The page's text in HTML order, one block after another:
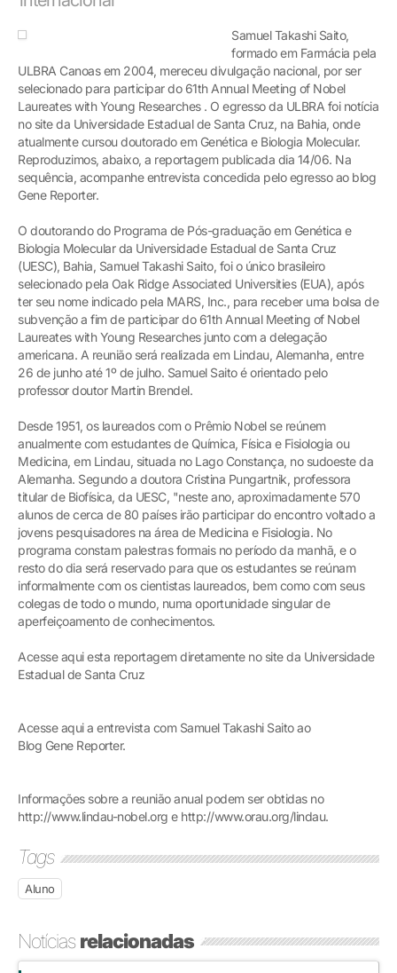
Samuel Takashi Saito,
formado em Farmácia pela
ULBRA Canoas em 2004, mereceu divulgação nacional, por ser
selecionado para participar do 61th Annual Meeting of Nobel
Laureates with Young Researches . O egresso da ULBRA foi notícia
no site da Universidade Estadual de Santa Cruz, na Bahia, onde
atualmente cursou doutorado em Genética e Biologia Molecular.
Reproduzimos, abaixo, a reportagem publicada dia 14/06. Na
sequência, acompanhe entrevista concedida pelo egresso ao blog
Gene Reporter.
O doutorando do Programa de Pós-graduação em Genética e
Biologia Molecular da Universidade Estadual de Santa Cruz
(UESC), Bahia, Samuel Takashi Saito, foi o único brasileiro
selecionado pela Oak Ridge Associated Universities (EUA), após
ter seu nome indicado pela MARS, Inc., para receber uma bolsa de
subvenção a fim de participar do 61th Annual Meeting of Nobel
Laureates with Young Researches junto com a delegação
americana. A reunião será realizada em Lindau, Alemanha, entre
26 de junho até 1º de julho. Samuel Saito é orientado pelo
professor doutor Martin Brendel.
Desde 1951, os laureados com o Prêmio Nobel se reúnem
anualmente com estudantes de Química, Física e Fisiologia ou
Medicina, em Lindau, situada no Lago Constança, no sudoeste da
Alemanha. Segundo a doutora Cristina Pungartnik, professora
titular de Biofísica, da UESC, "neste ano, aproximadamente 570
alunos de cerca de 80 países irão participar do encontro voltado a
jovens pesquisadores na área de Medicina e Fisiologia. No
programa constam palestras formais no período da manhã, e o
resto do dia será reservado para que os estudantes se reúnam
informalmente com os cientistas laureados, bem como com seus
colegas de todo o mundo, numa oportunidade singular de
aperfeiçoamento de conhecimentos.
Acesse aqui esta reportagem diretamente no site da Universidade
Estadual de Santa Cruz
Acesse aqui a entrevista com Samuel Takashi Saito ao
Blog Gene Reporter.
Informações sobre a reunião anual podem ser obtidas no
http://www.lindau-nobel.org e http://www.orau.org/lindau.
Tags
Aluno
Notíciasrelacionadas